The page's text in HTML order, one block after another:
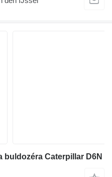
buldozéra Caterpillar D6N